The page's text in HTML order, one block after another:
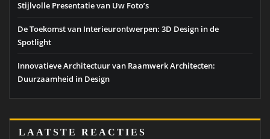
Stijlvolle Presentatie van Uw Foto’s
De Toekomst van Interieurontwerpen: 3D Design in de
Spotlight
Innovatieve Architectuur van Raamwerk Architecten:
Duurzaamheid in Design
LAATSTE REACTIES